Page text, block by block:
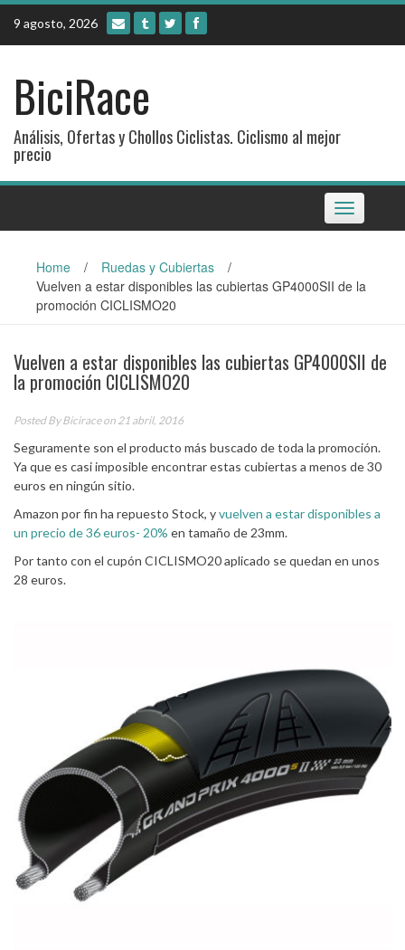
Skip
content
9 agosto, 2026
BiciRace
Análisis, Ofertas y Chollos Ciclistas. Ciclismo al mejor
precio
Toggle
navigation
Home / Ruedas y Cubiertas
/
Vuelven a estar disponibles las cubiertas GP4000SII de la
promoción CICLISMO20
Vuelven a estar disponibles las cubiertas GP4000SII de
la promoción CICLISMO20
Posted ByBiciraceon 21 abril, 2016
Seguramente son el producto más buscado de toda la promoción.
Ya que es casi imposible encontrar estas cubiertas a menos de 30
euros en ningún sitio.
Amazon por fin ha repuesto Stock, yvuelven a estar disponibles a
un precio de 36 euros- 20% en tamaño de 23mm.
Por tanto con el cupón CICLISMO20 aplicado se quedan en unos
28 euros.